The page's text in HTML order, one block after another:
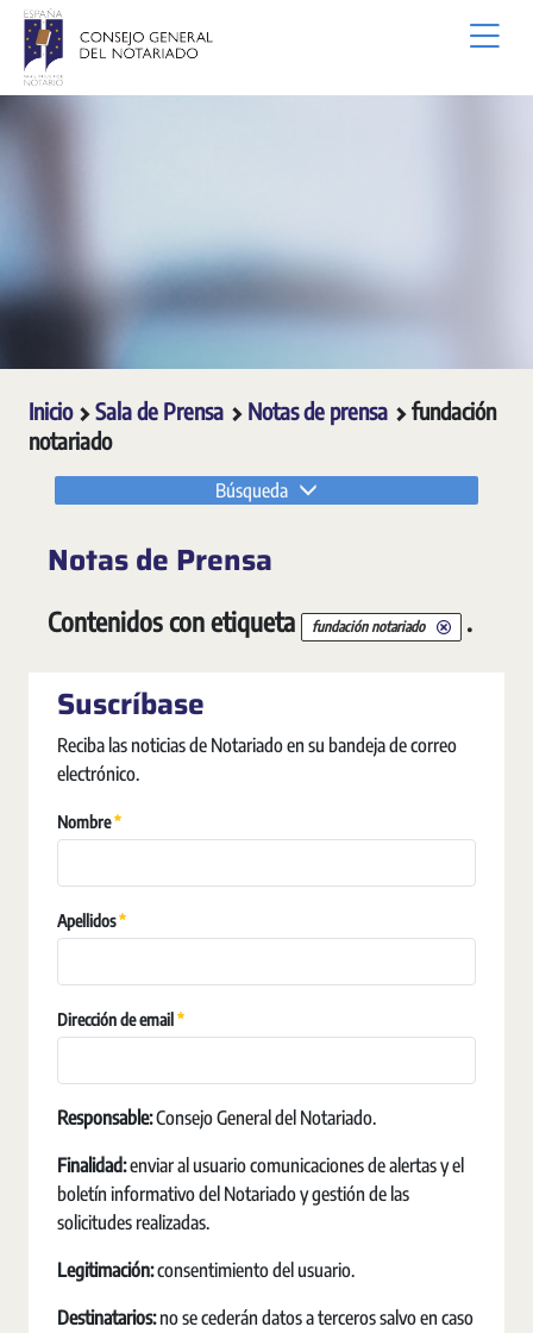
Saltar al contenido principal
Inicio Sala de Prensa Notas de prensa
fundación
notariado
Búsqueda
Notas de Prensa
Contenidos con etiqueta fundación notariado .
Suscríbase
Reciba las noticias de Notariado en su bandeja de correo
electrónico.
Nombre Requerido
Apellidos Requerido
Dirección de email Requerido
Responsable:Consejo General del Notariado.
Finalidad:enviar al usuario comunicaciones de alertas y el
boletín informativo del Notariado y gestión de las
solicitudes realizadas.
Legitimación:consentimiento del usuario.
Destinatarios:no se cederán datos a terceros salvo en caso